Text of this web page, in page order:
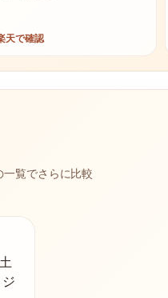
天で確認
覧でさらに比較